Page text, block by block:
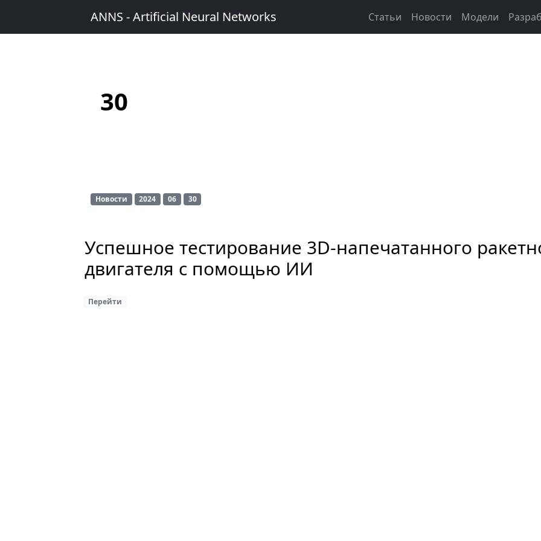
ANNS - Artificial Neural Networks Статьи Новости Модели
30
Новости 2024 06 30
Успешное тестирование 3D-напечатанного
двигателя с помощью ИИ
Перейти